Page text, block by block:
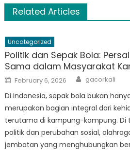
Related Articles
Uncategorized
Politik dan Sepak Bola:
Sama dalam Masyarakat
Posted
on
February 6, 2026 Author
gacorkali
Di Indonesia, sepak bola bukan
merupakan bagian integral dari
terutama di kampung-kampung. Di
politik dan perubahan sosial,
jembatan yang menghubungkan